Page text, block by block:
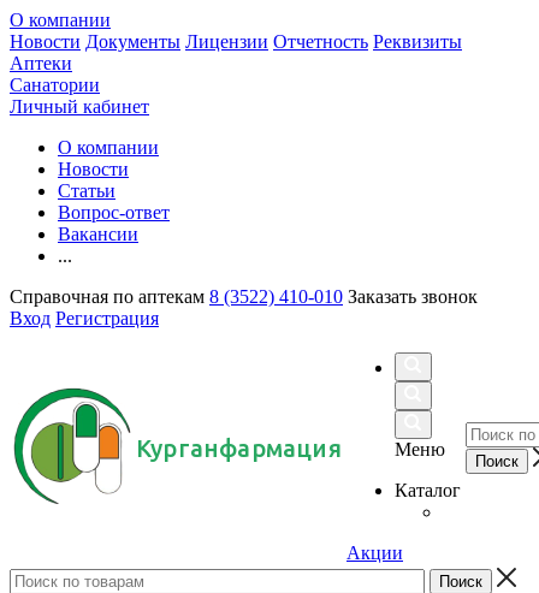
О компании
Новости Документы Лицензии Отчетность Реквизиты
Аптеки
Санатории
Личный кабинет
О компании
Новости
Статьи
Вопрос-ответ
Вакансии
...
Справочная по аптекам 8 (3522) 410-010 Заказать звонок
Вход Регистрация
Курганфармация
Меню
Каталог
Акции